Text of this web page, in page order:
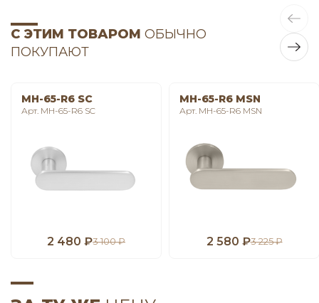
С ЭТИМ ТОВАРОМ ОБЫЧНО
ПОКУПАЮТ
MH-65-R6 SC
Арт. MH-65-R6 SC
2 480 ₽3 100 ₽
MH-65-R6 MSN
Арт. MH-65-R6 MSN
2 580 ₽3 225 ₽